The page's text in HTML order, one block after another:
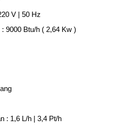
V | 50 Hz
9000 Btu/h ( 2,64 Kw )
: 1,6 L/h | 3,4 Pt/h